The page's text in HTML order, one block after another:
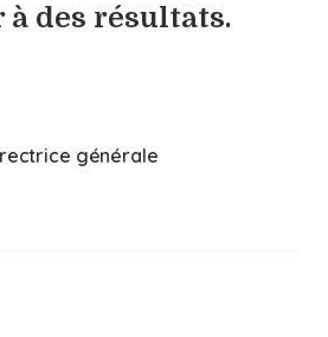
des résultats.
générale